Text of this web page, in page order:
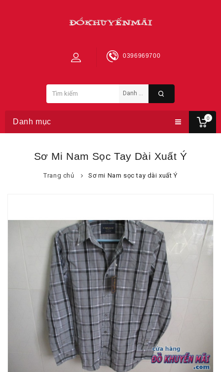
0
0396969700
Danh mục
Sơ Mi Nam Sọc Tay Dài Xuất Ý
Trang chủ Sơ mi Nam sọc tay dài xuất Ý